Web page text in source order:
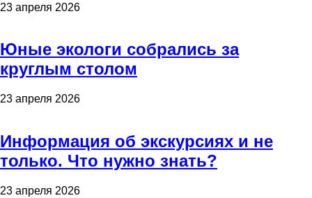
23 апреля 2026
Юные экологи собрались за
круглым столом
23 апреля 2026
Информация об экскурсиях и не
только. Что нужно знать?
23 апреля 2026